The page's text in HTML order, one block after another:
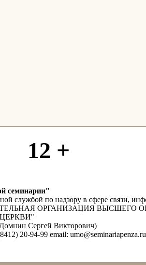
12 +
семинарии"
службой по надзору в сфере связи,
ОРГАНИЗАЦИЯ
Сергей Викторович)
20-94-99 email: umo@seminariapenza.ru